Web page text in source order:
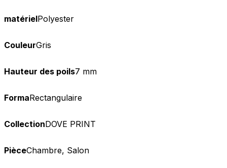
matérielPolyester
CouleurGris
Hauteur des poils7 mm
FormaRectangulaire
CollectionDOVE PRINT
PièceChambre, Salon